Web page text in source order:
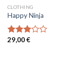
CLOTHING
Happy Ninja
Valutato
29,00€